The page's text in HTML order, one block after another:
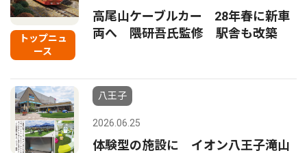
トップニュ
ース
高尾山ケーブルカー 28年春に新車
両へ 隈研吾氏監修 駅舎も改築
八王子
2026.06.25
体験型の施設に イオン八王子滝山